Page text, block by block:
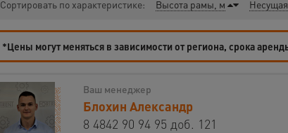
Сортировать по характеристике: Высота рамы, м
*Цены могут меняться в зависимости от региона, срока
Ваш менеджер
Блохин Александр
8 4842 90 94 95 доб. 121